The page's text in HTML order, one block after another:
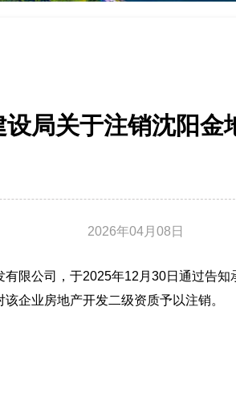
局关于注销沈阳
2026年04月08日
有限公司，于2025年12月30日通过告
企业房地产开发二级资质予以注销。